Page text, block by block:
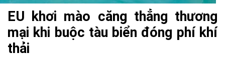
EU khơi mào căng thẳng thương
mại khi buộc tàu biển đóng phí khí
thải